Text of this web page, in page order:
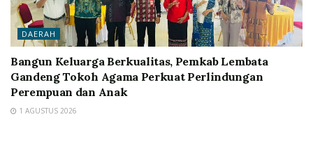
DAERAH
Bangun Keluarga Berkualitas, Pemkab Lembata
Gandeng Tokoh Agama Perkuat Perlindungan
Perempuan dan Anak
1 AGUSTUS 2026